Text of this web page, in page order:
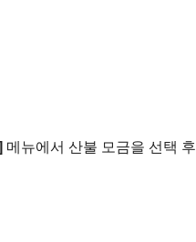
메뉴에서 산불 모금을 선택 후